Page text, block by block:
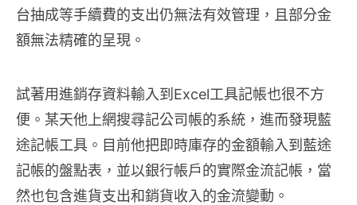
台抽成等手續費的支出仍無法有效管理，且部分金
額無法精確的呈現。
試著用進銷存資料輸入到Excel工具記帳也很不方
便。某天他上網搜尋記公司帳的系統，進而發現藍
途記帳工具。目前他把即時庫存的金額輸入到藍途
記帳的盤點表，並以銀行帳戶的實際金流記帳，當
然也包含進貨支出和銷貨收入的金流變動。